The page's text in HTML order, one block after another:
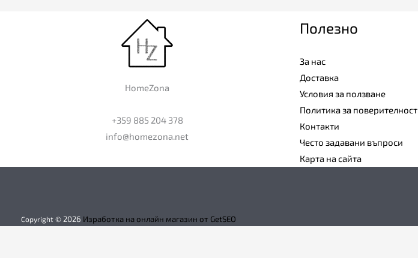
HomeZona
+359 885 204 378
info@homezona.net
Полезно
За нас
Доставка
Условия за ползване
Политика за поверителност
Контакти
Често задавани въпроси
Карта на сайта
Copyright © 2026 Изработка на онлайн магазин от GetSEO